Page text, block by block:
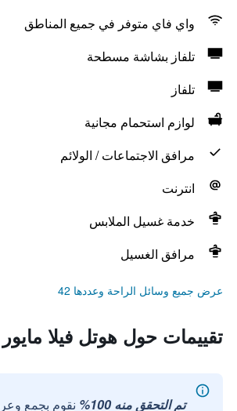
واي فاي متوفر في جميع المناطق
تلفاز بشاشة مسطحة
تلفاز
لوازم استحمام مجانية
مرافق الاجتماعات / الولائم
انترنت
خدمة غسيل الملابس
مرافق الغسيل
عرض جميع وسائل الراحة وعددها 42
تقييمات حول هوتل فيلا مايور
تم التحقق منه 100% نقوم بجمع